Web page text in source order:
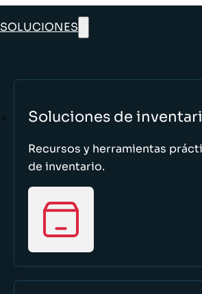
SOLUCIONES
Soluciones de
Recursos y herramientas
de inventario.